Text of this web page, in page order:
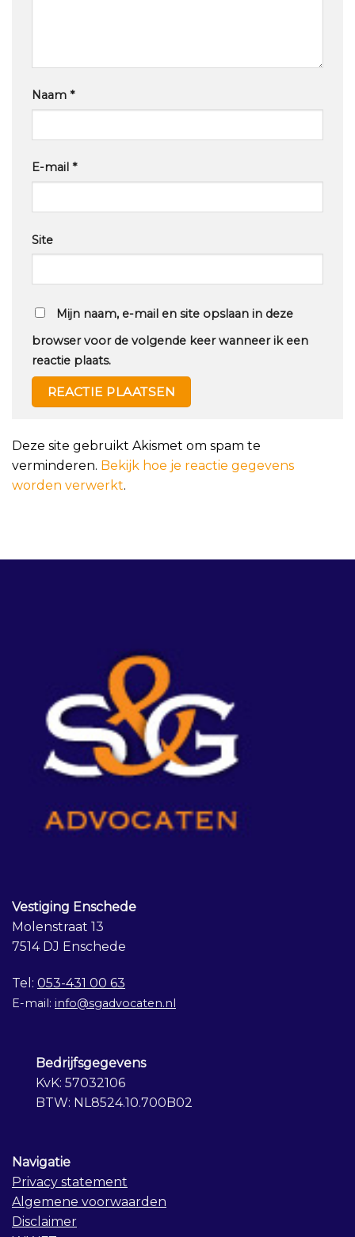
Naam *
E-mail *
Site
Mijn naam, e-mail en site opslaan in deze
browser voor de volgende keer wanneer ik een
reactie plaats.
Deze site gebruikt Akismet om spam te
verminderen. Bekijk hoe je reactie gegevens
worden verwerkt.
Vestiging Enschede
Molenstraat 13
7514 DJ Enschede
Tel: 053-431 00 63
E-mail: info@sgadvocaten.nl
Bedrijfsgegevens
KvK: 57032106
BTW: NL8524.10.700B02
Navigatie
Privacy statement
Algemene voorwaarden
Disclaimer